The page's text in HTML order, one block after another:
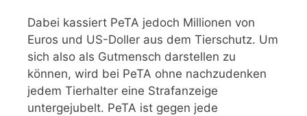
Dabei kassiert PeTA jedoch Millionen von
Euros und US-Doller aus dem Tierschutz. Um
sich also als Gutmensch darstellen zu
können, wird bei PeTA ohne nachzudenken
jedem Tierhalter eine Strafanzeige
untergejubelt. PeTA ist gegen jede